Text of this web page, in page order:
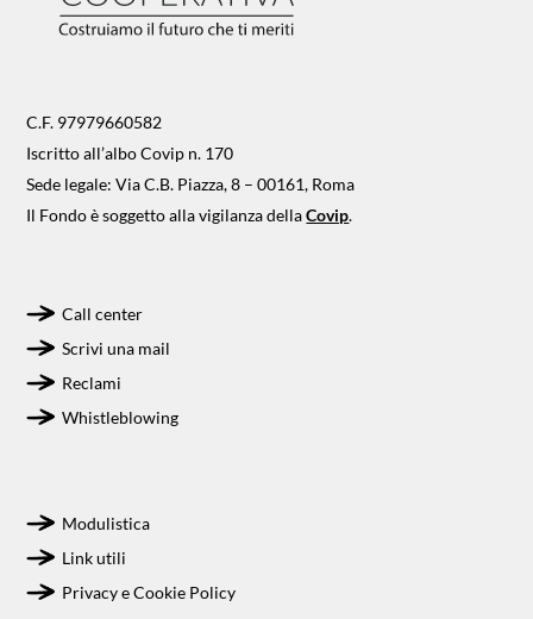
C.F. 97979660582
Iscritto all’albo Covip n. 170
Sede legale: Via C.B. Piazza, 8 – 00161, Roma
Il Fondo è soggetto alla vigilanza dellaCovip.
Call center
Scrivi una mail
Reclami
Whistleblowing
Modulistica
Link utili
Privacy e Cookie Policy